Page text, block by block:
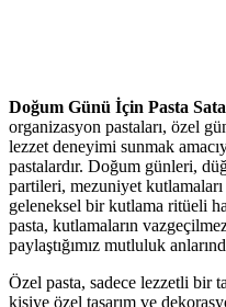
Doğum Günü İçin Pasta
organizasyon pastaları, özel
lezzet deneyimi sunmak
pastalardır. Doğum günleri,
partileri, mezuniyet
geleneksel bir kutlama ritüeli
pasta, kutlamaların
paylaştığımız mutluluk
Özel pasta, sadece lezzetli bir
kişiye özel tasarım ve